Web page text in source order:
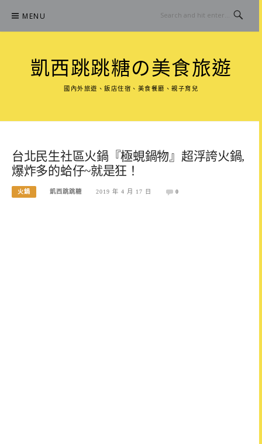
content
MENU
凱西跳跳糖の美食旅遊
國內外旅遊、飯店住宿、美食餐廳、親子育兒
台北民生社區火鍋『極蜆鍋物』超浮誇火鍋,
爆炸多的蛤仔~就是狂！
火鍋 凱西跳跳糖 2019 年 4 月 17 日 0